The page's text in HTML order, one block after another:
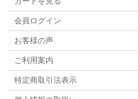
会員ログイン
お客様の声
ご利用案内
特定商取引法表示